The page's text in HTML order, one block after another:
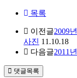
목록
이전글2009
사진 11.10.18
다음글2011
댓글목록